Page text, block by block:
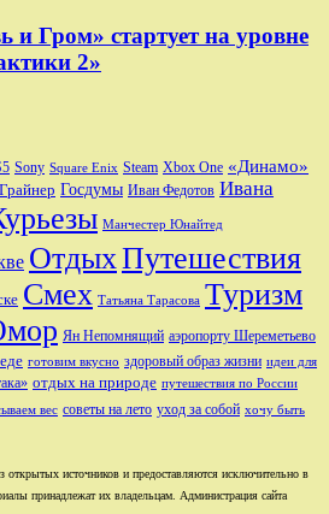
и Гром» стартует на уровне
2»
Sony Square Enix Steam Xbox One «Динамо»
Госдумы Иван Федотов Ивана
Манчестер Юнайтед
ОтдыхПутешествия
Смех Татьяна Тарасова Туризм
Ян Непомнящий аэропорту Шереметьево
готовим вкусно здоровый образ жизни идеи для
отдых на природе путешествия по России
вес советы на лето уход за собой хочу быть
открытых источников и предоставляются исключительно в
принадлежат их владельцам. Администрация сайта